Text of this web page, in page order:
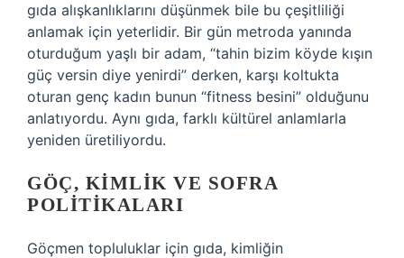
gıda alışkanlıklarını düşünmek bile bu çeşitliliği
anlamak için yeterlidir. Bir gün metroda yanında
oturduğum yaşlı bir adam, “tahin bizim köyde kışın
güç versin diye yenirdi” derken, karşı koltukta
oturan genç kadın bunun “fitness besini” olduğunu
anlatıyordu. Aynı gıda, farklı kültürel anlamlarla
yeniden üretiliyordu.
GÖÇ, KIMLIK VE SOFRA
POLITIKALARI
Göçmen topluluklar için gıda, kimliğin